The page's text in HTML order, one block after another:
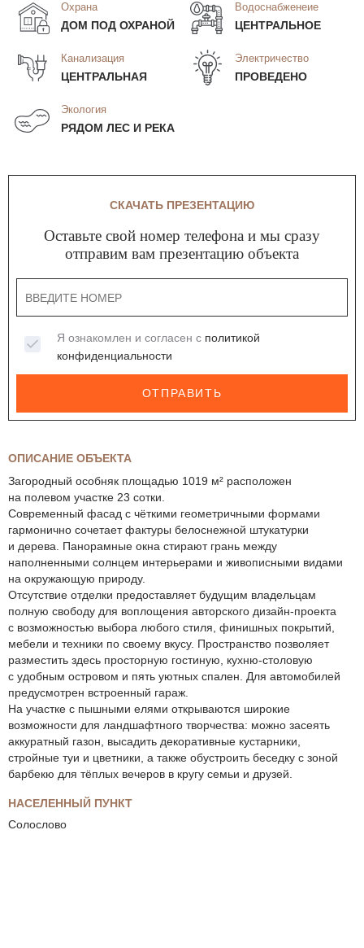
Охрана
ДОМ ПОД ОХРАНОЙ
Водоснабженеие
ЦЕНТРАЛЬНОЕ
Канализация
ЦЕНТРАЛЬНАЯ
Электричество
ПРОВЕДЕНО
Экология
РЯДОМ ЛЕС И РЕКА
ОПИСАНИЕ ОБЪЕКТА
Загородный особняк площадью 1019 м² расположен
на полевом участке 23 сотки.
Современный фасад с чёткими геометричными формами
гармонично сочетает фактуры белоснежной штукатурки
и дерева. Панорамные окна стирают грань между
наполненными солнцем интерьерами и живописными видами
на окружающую природу.
Отсутствие отделки предоставляет будущим владельцам
полную свободу для воплощения авторского дизайн-проекта
с возможностью выбора любого стиля, финишных покрытий,
мебели и техники по своему вкусу. Пространство позволяет
разместить здесь просторную гостиную, кухню-столовую
с удобным островом и пять уютных спален. Для автомобилей
предусмотрен встроенный гараж.
На участке с пышными елями открываются широкие
возможности для ландшафтного творчества: можно засеять
аккуратный газон, высадить декоративные кустарники,
стройные туи и цветники, а также обустроить беседку с зоной
барбекю для тёплых вечеров в кругу семьи и друзей.
НАСЕЛЕННЫЙ ПУНКТ
Солослово
СКАЧАТЬ ПРЕЗЕНТАЦИЮ
Оставьте свой номер телефона и мы сразу
отправим вам презентацию объекта
Я ознакомлен и согласен с политикой
конфиденциальности
ОТПРАВИТЬ